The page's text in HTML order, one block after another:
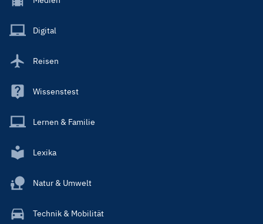
Main
Digital
Reisen
Wissenstest
Lernen & Familie
Lexika
Natur & Umwelt
Technik & Mobilität